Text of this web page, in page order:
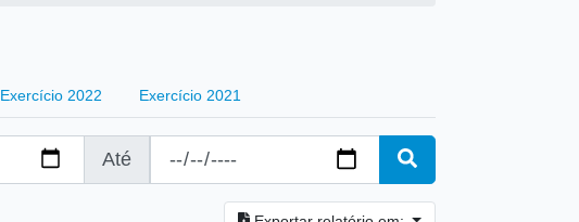
Exercício 2022 Exercício 2021
Até